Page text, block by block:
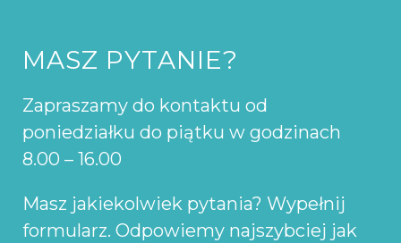
MASZ PYTANIE?
Zapraszamy do kontaktu od
poniedziałku do piątku w godzinach
8.00 – 16.00
Masz jakiekolwiek pytania? Wypełnij
formularz. Odpowiemy najszybciej jak